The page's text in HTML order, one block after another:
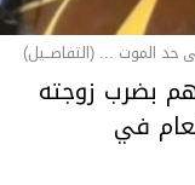
حد الموت ... (التفاصــيل)
بضرب زوجته
في